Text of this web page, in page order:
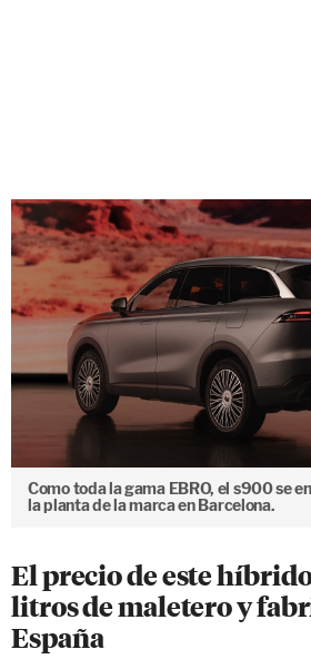
Como toda la gama EBRO, el s900 se
la planta de la marca en Barcelona.
El precio de este
litros de maletero y
España